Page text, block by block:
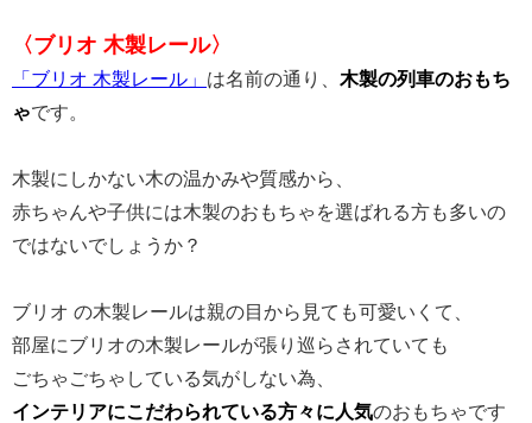
〈ブリオ 木製レール〉
「ブリオ 木製レール」 は名前の通り、 木製の列車のおもち
ゃです。
木製にしかない木の温かみや質感から、
赤ちゃんや子供には木製のおもちゃを選ばれる方も多いの
ではないでしょうか？
ブリオ の木製レールは親の目から見ても可愛いくて、
部屋にブリオの木製レールが張り巡らされていても
ごちゃごちゃしている気がしない為、
インテリアにこだわられている方々に人気のおもちゃです